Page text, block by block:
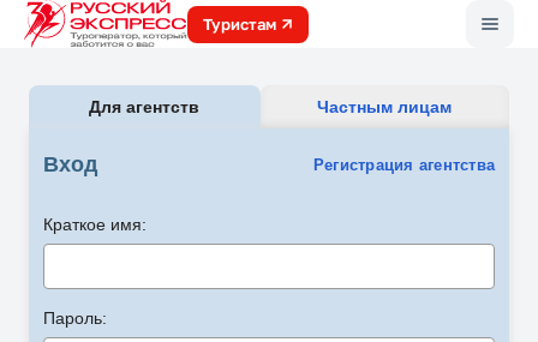
Туристам
Для агентств Частным лицам
Вход Регистрация агентства
Краткое имя:
Пароль: